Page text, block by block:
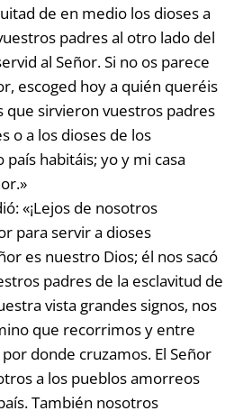
de en medio los dioses a
padres al otro lado del
al Señor. Si no os parece
escoged hoy a quién queréis
que sirvieron vuestros padres
o a los dioses de los
habitáis; yo y mi casa
«¡Lejos de nosotros
para servir a dioses
es nuestro Dios; él nos sacó
padres de la esclavitud de
vista grandes signos, nos
que recorrimos y entre
donde cruzamos. El Señor
a los pueblos amorreos
También nosotros